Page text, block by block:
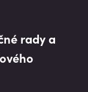
rady a